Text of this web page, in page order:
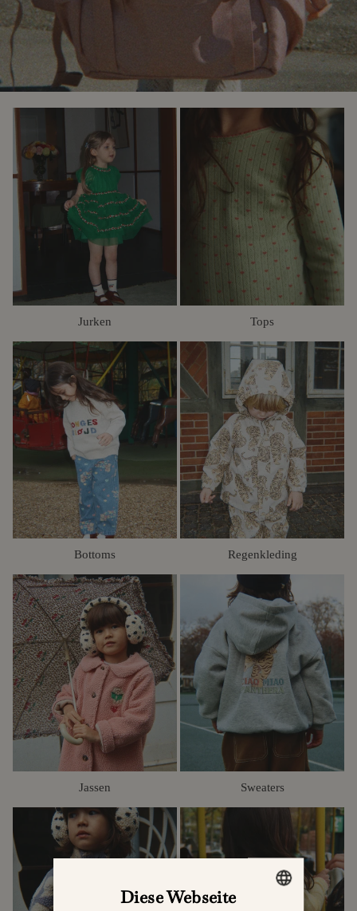
Jurken Tops
Bottoms Regenkleding
Jassen Sweaters
Diese Webseite